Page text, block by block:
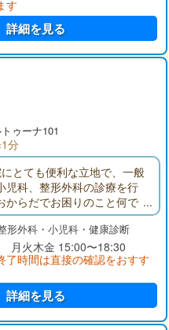
す
詳細を見る
ゥーナ101
分
とても便利な立地で、一般
児科、整形外科の診療を行
からだでお困りのこと何で
幸いでございます。
形外科・小児科・健康診断
月火木金 15:00〜18:30
了時間は直接の確認をおすす
詳細を見る